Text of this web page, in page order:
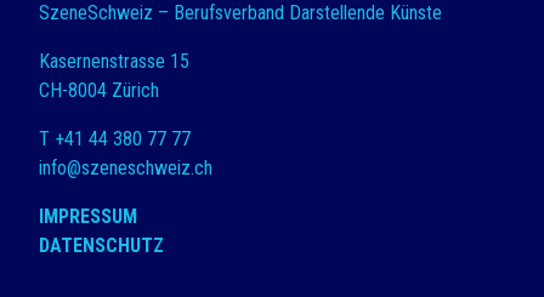
SzeneSchweiz – Berufsverband Darstellende Künste
Kasernenstrasse 15
CH-8004 Zürich
T +41 44 380 77 77
info@szeneschweiz.ch
IMPRESSUM
DATENSCHUTZ